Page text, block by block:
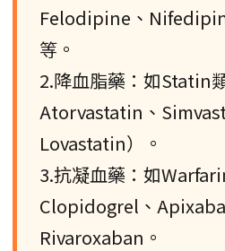
Felodipine、
等。
2.降血脂藥：如Statin
Atorvastatin、
Lovastatin）。
3.抗凝血藥：如
Clopidogrel、
Rivaroxaban。